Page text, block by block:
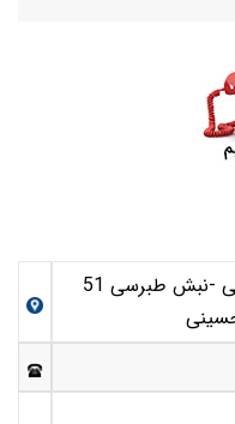
مشهد-بلوار طبرسی جنوبی -نبش طبرسی 51